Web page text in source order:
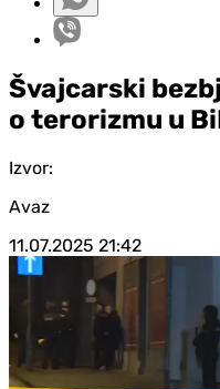
Švajcarski
o terorizmu u
Izvor:
Avaz
11.07.2025 21:42